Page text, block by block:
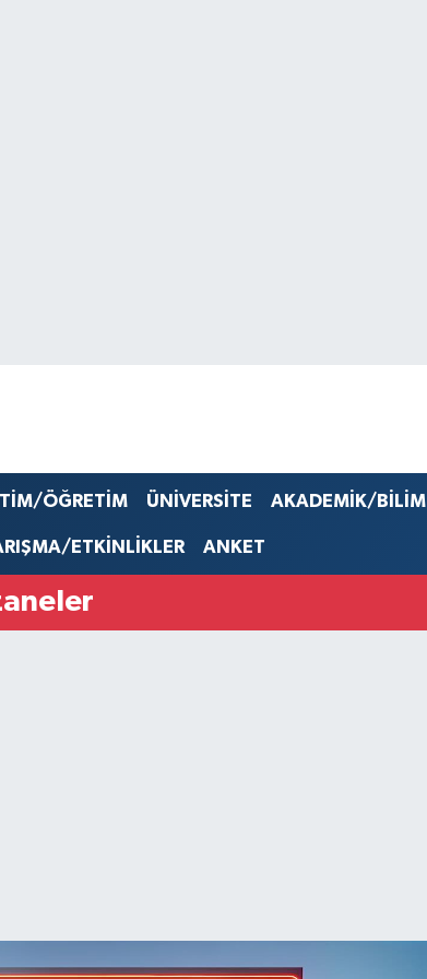
ÖĞRETİM ÜNİVERSİTE AKADEMİK/BİLİM
ETKİNLİKLER ANKET